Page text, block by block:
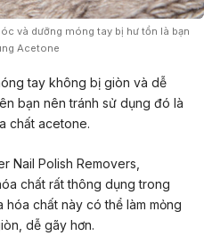
và dưỡng móng tay bị hư tổn là bạn
Acetone
tay không bị giòn và dễ
bạn nên tránh sử dụng đó là
chất acetone.
Nail Polish Removers,
chất rất thông dụng trong
hóa chất này có thể làm mỏng
dễ gãy hơn.